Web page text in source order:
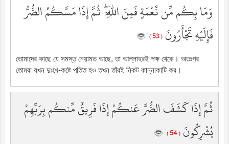
وَمَا بِكُم مِّن نِّعْمَةٍ فَمِنَ اللَّهِ ۖ ثُمَّ إِذَا مَسَّكُمُ الضُّرُّ
فَإِلَيْهِ تَجْأَرُونَ ( 53 )
তোমাদের কাছে যে সমস্ত নেয়ামত আছে, তা আল্লাহরই পক্ষ থেকে। অতঃপর
তোমরা যখন দুঃখে-কষ্টে পতিত হও তখন তাঁরই নিকট কান্নাকাটি কর।
ثُمَّ إِذَا كَشَفَ الضُّرَّ عَنكُمْ إِذَا فَرِيقٌ مِّنكُم بِرَبِّهِمْ
يُشْرِكُونَ ( 54 )